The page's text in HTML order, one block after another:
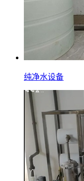
纯净水设备